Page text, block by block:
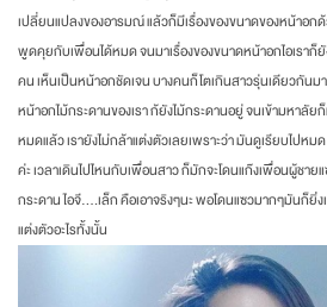
เปลี่ยนแปลงของอารมณ์ แล้วก็มีเรื่องของขนาดของหน้าอก
พูดคุยกับเพื่อนได้หมด จนมาเรื่องของขนาดหน้าอกไอเราก็ยั
คน เห็นเป็นหน้าอกชัดเจน บางคนก็โตเกินสาวรุ่นเดียวกันม
หน้าอกไม้กระดานของเรา ก้ยังไม้กระดานอยู่ จนเข้ามหา
หมดแล้ว เรายังไม่กล้าแต่งตัวเลยเพราะว่า มันดูเรียบไปห
ค่ะ เวลาเดินไปไหนกับเพื่อนสาว ก็มักจะโดนแก๊งเพื่อนผู้ชาย
กระดาน ไอจี….เล็ก คือเอาจริงๆนะ พอโดนแซวมากๆมันก็ยิ่
แต่งตัวอะไรทั้งนั้น